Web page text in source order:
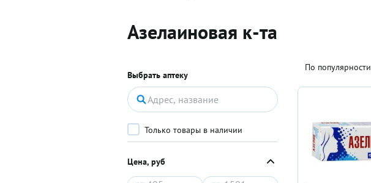
Азелаиновая к-та
Выбрать аптеку
Только товары в наличии
Цена, руб
По популярности